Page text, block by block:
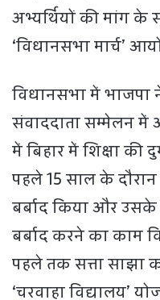
अभ्यर्थियों की मांग के
‘विधानसभा मार्च’
विधानसभा में भाजपा
संवाददाता सम्मेलन में
में बिहार में शिक्षा की
पहले 15 साल के दौरान
बर्बाद किया और
बर्बाद करने का काम
पहले तक सत्ता साझा
‘चरवाहा विद्यालय’